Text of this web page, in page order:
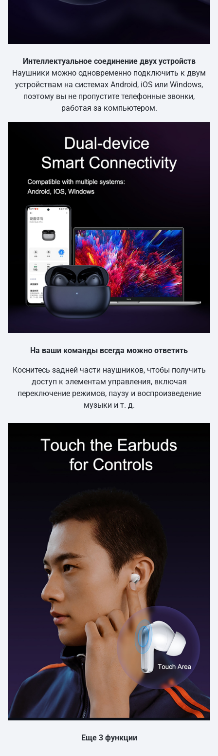
Интеллектуальное соединение двух устройств
Наушники можно одновременно подключить к двум
устройствам на системах Android, iOS или Windows,
поэтому вы не пропустите телефонные звонки,
работая за компьютером.
На ваши команды всегда можно ответить
Коснитесь задней части наушников, чтобы получить
доступ к элементам управления, включая
переключение режимов, паузу и воспроизведение
музыки и т. д.
Еще 3 функции